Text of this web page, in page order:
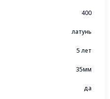
400
латунь
5 лет
35мм
да